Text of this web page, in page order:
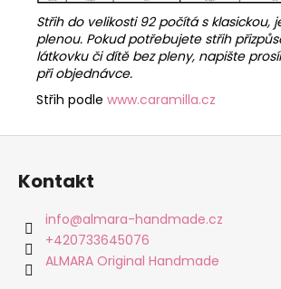
Střih do velikosti 92 počítá s klasickou,
plenou. Pokud potřebujete střih
látkovku či dítě bez pleny, napište
při objednávce.
Střih podle www.caramilla.cz
Z
Kontakt
info@almara-handmade.cz
+420733645076
ALMARA Original Handmade